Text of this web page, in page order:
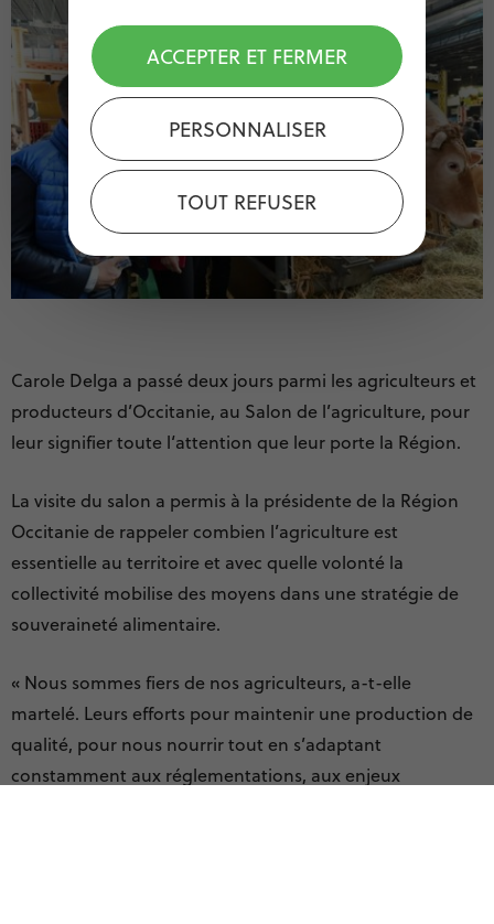
Carole Delga a passé deux jours parmi les agriculteurs et
producteurs d’Occitanie, au Salon de l’agriculture, pour
leur signifier toute l‘attention que leur porte la Région.
La visite du salon a permis à la présidente de la Région
Occitanie de rappeler combien l’agriculture est
essentielle au territoire et avec quelle volonté la
collectivité mobilise des moyens dans une stratégie de
souveraineté alimentaire.
« Nous sommes fiers de nos agriculteurs, a-t-elle
martelé. Leurs efforts pour maintenir une production de
qualité, pour nous nourrir tout en s’adaptant
constamment aux réglementations, aux enjeux
ACCEPTER ET FERMER
PERSONNALISER
TOUT REFUSER